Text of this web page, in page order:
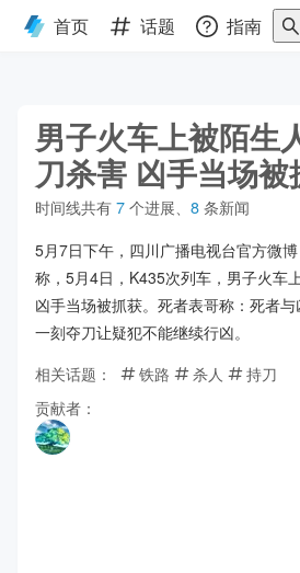
首页 话题 指南
男子火车上被陌生
刀杀害 凶手当场被
时间线共有7个进展 8条新闻
5月7日下午，四川广播电视台官方微
称，5月4日，K435次列车，男子火车
凶手当场被抓获。死者表哥称：死者
一刻夺刀让疑犯不能继续行凶。
相关话题：
铁路 杀人
持刀
贡献者：